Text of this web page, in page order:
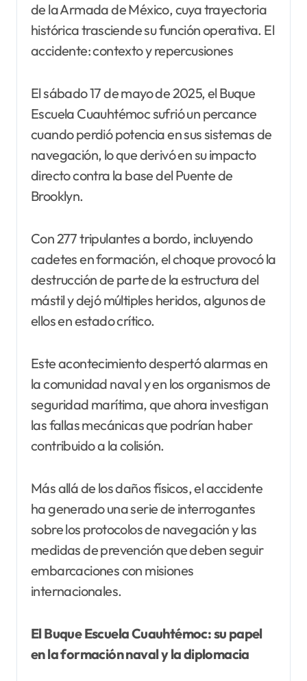
de la Armada de México, cuya trayectoria
histórica trasciende su función operativa. El
accidente: contexto y repercusiones
El sábado 17 de mayo de 2025, el Buque
Escuela Cuauhtémoc sufrió un percance
cuando perdió potencia en sus sistemas de
navegación, lo que derivó en su impacto
directo contra la base del Puente de
Brooklyn.
Con 277 tripulantes a bordo, incluyendo
cadetes en formación, el choque provocó la
destrucción de parte de la estructura del
mástil y dejó múltiples heridos, algunos de
ellos en estado crítico.
Este acontecimiento despertó alarmas en
la comunidad naval y en los organismos de
seguridad marítima, que ahora investigan
las fallas mecánicas que podrían haber
contribuido a la colisión.
Más allá de los daños físicos, el accidente
ha generado una serie de interrogantes
sobre los protocolos de navegación y las
medidas de prevención que deben seguir
embarcaciones con misiones
internacionales.
El Buque Escuela Cuauhtémoc: su papel
en la formación naval y la diplomacia